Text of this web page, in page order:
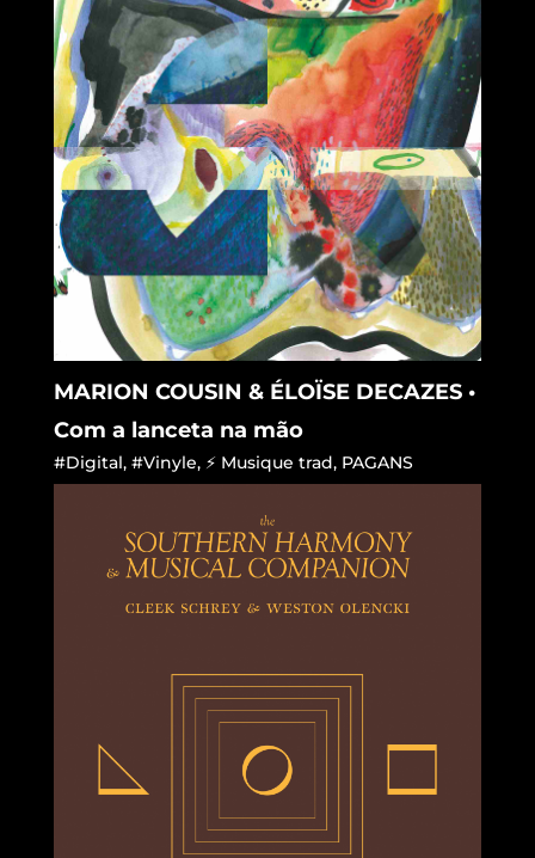
MARION COUSIN & ÉLOÏSE DECAZES •
Com a lanceta na mão
#Digital, #Vinyle, ⚡ Musique trad, PAGANS